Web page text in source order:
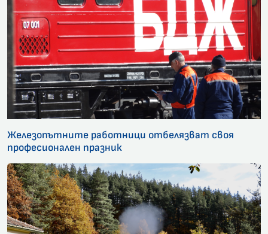
Железопътните работници отбелязват своя
професионален празник